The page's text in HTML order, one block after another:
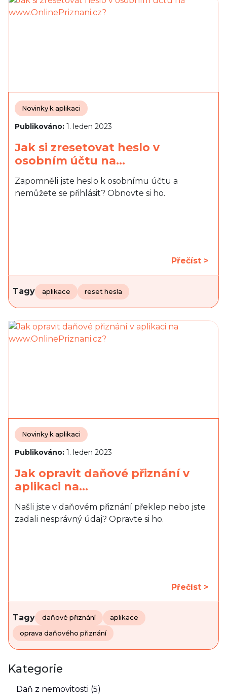
Novinky k aplikaci
Publikováno: 1. leden 2023
Jak si zresetovat heslo v
osobním účtu na…
Zapomněli jste heslo k osobnímu účtu a
nemůžete se přihlásit? Obnovte si ho.
Přečíst >
Tagy aplikace reset hesla
Novinky k aplikaci
Publikováno: 1. leden 2023
Jak opravit daňové přiznání v
aplikaci na…
Našli jste v daňovém přiznání překlep nebo jste
zadali nesprávný údaj? Opravte si ho.
Přečíst >
Tagy daňové přiznání aplikace
oprava daňového přiznání
Kategorie
Daň z nemovitosti (5)